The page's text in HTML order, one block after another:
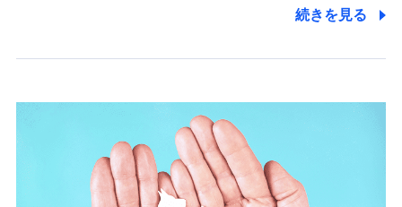
るために利用させていただくことがあります。）
上記に係る連絡・手続き・管理等付帯業務を行うため
上記に係る連絡・手続き・管理等付帯業務を行うため
4.家族・友達紹介にて取得した個人情報
被紹介者への連絡、及び当社と取引のあるもしくは委託を受
けている保険会社・提携会社の保険その他に関する情報を提
続きを見る